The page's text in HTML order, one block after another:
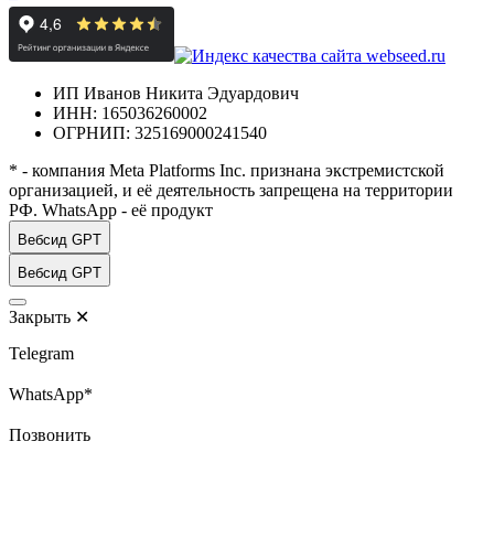
ИП Иванов Никита Эдуардович
ИНН: 165036260002
ОГРНИП: 325169000241540
* - компания Meta Platforms Inc. признана экстремистской
организацией, и её деятельность запрещена на территории
РФ. WhatsApp - её продукт
Вебсид GPT
Вебсид GPT
Закрыть ✕
Telegram
WhatsApp*
Позвонить